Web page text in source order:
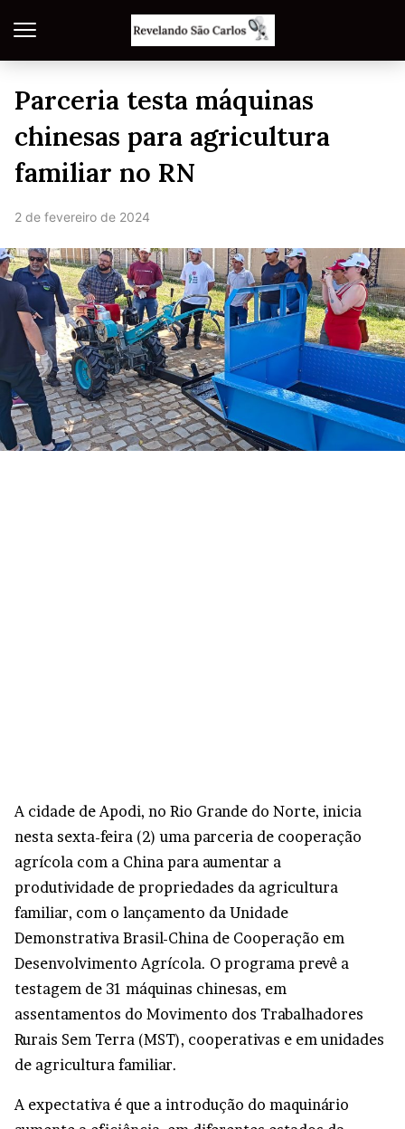
Parceria testa máquinas
chinesas para agricultura
familiar no RN
2 de fevereiro de 2024
A cidade de Apodi, no Rio Grande do Norte, inicia
nesta sexta-feira (2) uma parceria de cooperação
agrícola com a China para aumentar a
produtividade de propriedades da agricultura
familiar, com o lançamento da Unidade
Demonstrativa Brasil-China de Cooperação em
Desenvolvimento Agrícola. O programa prevê a
testagem de 31 máquinas chinesas, em
assentamentos do Movimento dos Trabalhadores
Rurais Sem Terra (MST), cooperativas e em unidades
de agricultura familiar.
A expectativa é que a introdução do maquinário